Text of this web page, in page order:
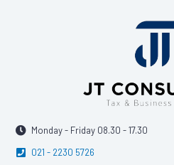
Monday - Friday 08.30 - 17.30
021 - 2230 5726